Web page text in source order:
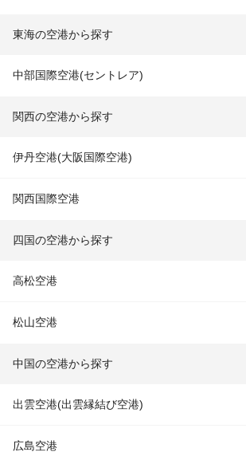
東海の空港から探す
中部国際空港(セントレア)
関西の空港から探す
伊丹空港(大阪国際空港)
関西国際空港
四国の空港から探す
高松空港
松山空港
中国の空港から探す
出雲空港(出雲縁結び空港)
広島空港